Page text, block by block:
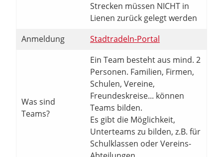
Strecken müssen NICHT in
Lienen zurück gelegt werden
Anmeldung
Stadtradeln-Portal
Was sind
Teams?
Ein Team besteht aus mind. 2
Personen. Familien, Firmen,
Schulen, Vereine,
Freundeskreise... können
Teams bilden.
Es gibt die Möglichkeit,
Unterteams zu bilden, z.B. für
Schulklassen oder Vereins-